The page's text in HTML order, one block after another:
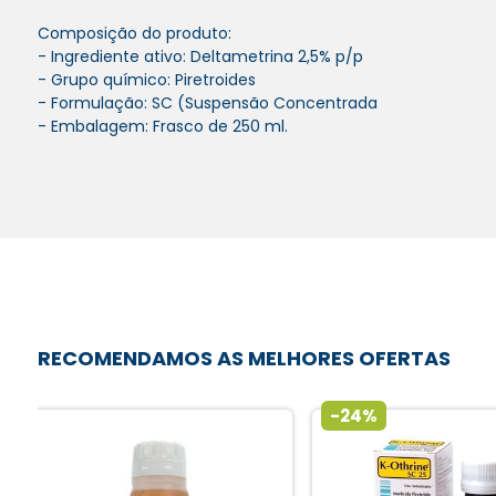
Composição do produto:
- Ingrediente ativo: Deltametrina 2,5% p/p
- Grupo químico: Piretroides
- Formulação: SC (Suspensão Concentrada
- Embalagem: Frasco de 250 ml.
RECOMENDAMOS AS MELHORES OFERTAS
-24%